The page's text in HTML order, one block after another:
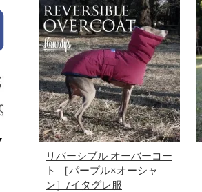
リバーシブル オーバーコー
ト ［パープル×オーシャ
ン］/イタグレ服